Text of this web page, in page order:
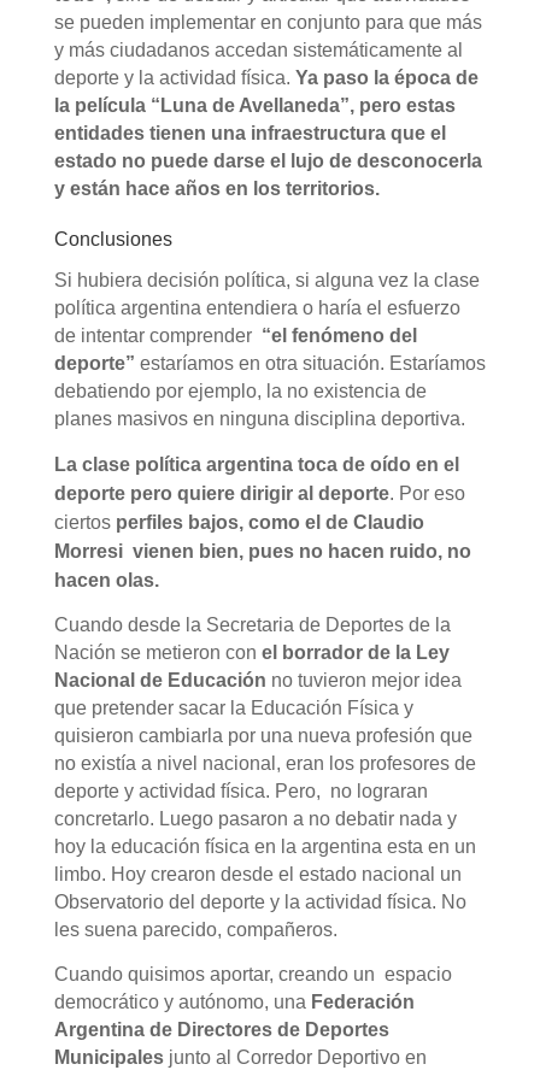
se pueden implementar en conjunto para que más
y más ciudadanos accedan sistemáticamente al
deporte y la actividad física. Ya paso la época de
la película “Luna de Avellaneda”, pero estas
entidades tienen una infraestructura que el
estado no puede darse el lujo de desconocerla
y están hace años en los territorios.
Conclusiones
Si hubiera decisión política, si alguna vez la clase
política argentina entendiera o haría el esfuerzo
de intentar comprender “el fenómeno del
deporte” estaríamos en otra situación. Estaríamos
debatiendo por ejemplo, la no existencia de
planes masivos en ninguna disciplina deportiva.
La clase política argentina toca de oído en el
deporte pero quiere dirigir al deporte. Por eso
ciertos perfiles bajos, como el de Claudio
Morresi vienen bien, pues no hacen ruido, no
hacen olas.
Cuando desde la Secretaria de Deportes de la
Nación se metieron con el borrador de la Ley
Nacional de Educación no tuvieron mejor idea
que pretender sacar la Educación Física y
quisieron cambiarla por una nueva profesión que
no existía a nivel nacional, eran los profesores de
deporte y actividad física. Pero, no lograran
concretarlo. Luego pasaron a no debatir nada y
hoy la educación física en la argentina esta en un
limbo. Hoy crearon desde el estado nacional un
Observatorio del deporte y la actividad física. No
les suena parecido, compañeros.
Cuando quisimos aportar, creando un espacio
democrático y autónomo, una Federación
Argentina de Directores de Deportes
Municipalesjunto al Corredor Deportivo en